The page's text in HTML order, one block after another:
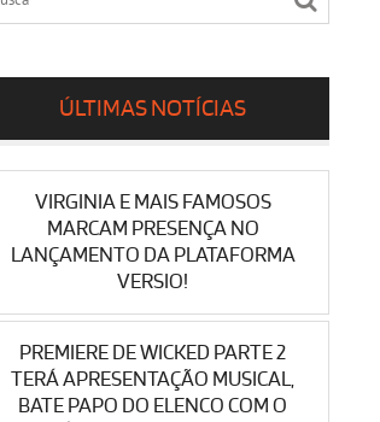
ÚLTIMAS NOTÍCIAS
VIRGINIA E MAIS FAMOSOS
MARCAM PRESENÇA NO
LANÇAMENTO DA PLATAFORMA
VERSIO!
PREMIERE DE WICKED PARTE 2
TERÁ APRESENTAÇÃO MUSICAL,
BATE PAPO DO ELENCO COM O